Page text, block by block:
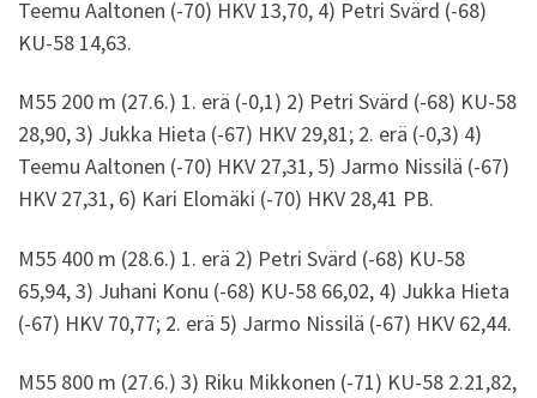
Teemu Aaltonen (-70) HKV 13,70, 4) Petri Svärd (-68)
KU-58 14,63.
M55 200 m (27.6.) 1. erä (-0,1) 2) Petri Svärd (-68) KU-58
28,90, 3) Jukka Hieta (-67) HKV 29,81; 2. erä (-0,3) 4)
Teemu Aaltonen (-70) HKV 27,31, 5) Jarmo Nissilä (-67)
HKV 27,31, 6) Kari Elomäki (-70) HKV 28,41 PB.
M55 400 m (28.6.) 1. erä 2) Petri Svärd (-68) KU-58
65,94, 3) Juhani Konu (-68) KU-58 66,02, 4) Jukka Hieta
(-67) HKV 70,77; 2. erä 5) Jarmo Nissilä (-67) HKV 62,44.
M55 800 m (27.6.) 3) Riku Mikkonen (-71) KU-58 2.21,82,